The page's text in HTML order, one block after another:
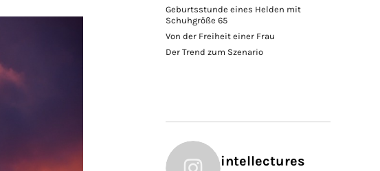
Geburtsstunde eines Helden mit
Schuhgröße 65
Von der Freiheit einer Frau
Der Trend zum Szenario
intellectures